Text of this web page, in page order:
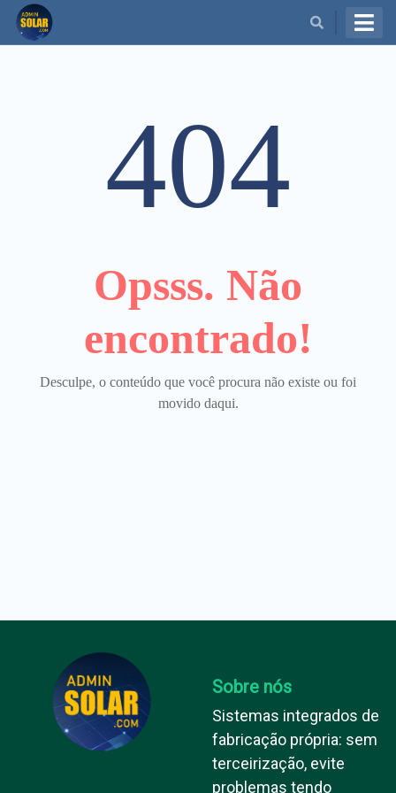
404
Opsss. Não
encontrado!
Desculpe, o conteúdo que você procura não existe ou foi
movido daqui.
Sobre nós
Sistemas integrados de
fabricação própria: sem
terceirização, evite
problemas tendo